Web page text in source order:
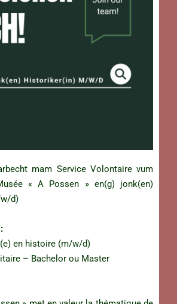
mam Service Volontaire vum
« A Possen » en(g) jonk(en)
d)
en histoire (m/w/d)
– Bachelor ou Master